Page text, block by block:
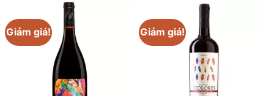
Giảm giá! Giảm giá!